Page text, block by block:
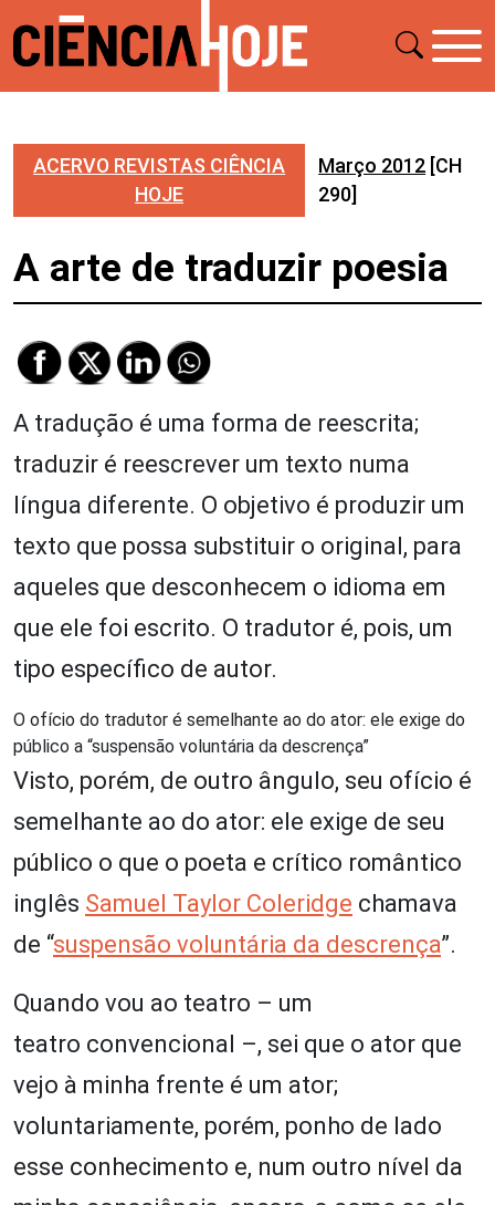
ACERVO REVISTAS CIÊNCIA
HOJE
Março 2012 [CH
290]
A arte de traduzir poesia
A tradução é uma forma de reescrita;
traduzir é reescrever um texto numa
língua diferente. O objetivo é produzir um
texto que possa substituir o original, para
aqueles que desconhecem o idioma em
que ele foi escrito. O tradutor é, pois, um
tipo específico de autor.
O ofício do tradutor é semelhante ao do ator: ele exige do
público a “suspensão voluntária da descrença”
Visto, porém, de outro ângulo, seu ofício é
semelhante ao do ator: ele exige de seu
público o que o poeta e crítico romântico
inglês Samuel Taylor Coleridge chamava
de “suspensão voluntária da descrença”.
Quando vou ao teatro – um
teatro convencional –, sei que o ator que
vejo à minha frente é um ator;
voluntariamente, porém, ponho de lado
esse conhecimento e, num outro nível da